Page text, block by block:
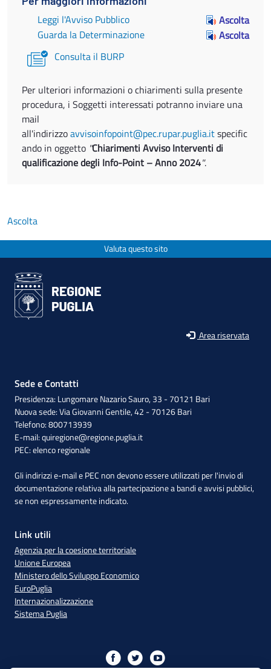
Leggi l'Avviso Pubblico
Ascolta
Guarda la Determinazione
Ascolta
Consulta il BURP
Per ulteriori informazioni o chiarimenti sulla presente
procedura, i Soggetti interessati potranno inviare una
mail
all'indirizzoavvisoinfopoint@pec.rupar.puglia.itspecific
ando in oggetto "Chiarimenti Avviso Interventi di
qualificazione degli Info-Point – Anno 2024".
Ascolta
Valuta questo sito
Area riservata
Sede e Contatti
Presidenza: Lungomare Nazario Sauro, 33 - 70121 Bari
Nuova sede: Via Giovanni Gentile, 42 - 70126 Bari
Telefono: 800713939
E-mail:quiregione@regione.puglia.it
PEC:elenco regionale
Gli indirizzi e-mail e PEC non devono essere utilizzati per l'invio di
documentazione relativa alla partecipazione a bandi e avvisi pubblici,
se non espressamente indicato.
Link utili
Agenzia per la coesione territoriale
Unione Europea
Ministero dello Sviluppo Economico
EuroPuglia
Internazionalizzazione
Sistema Puglia